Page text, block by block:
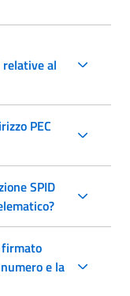
al
PEC
SPID
firmato
e la